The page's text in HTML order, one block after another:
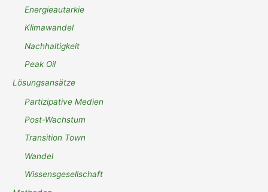
Energieautarkie
Klimawandel
Nachhaltigkeit
Peak Oil
Lösungsansätze
Partizipative Medien
Post-Wachstum
Transition Town
Wandel
Wissensgesellschaft